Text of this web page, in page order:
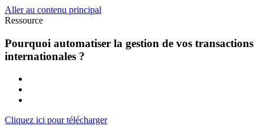
Aller au contenu principal
Ressource
Pourquoi automatiser la gestion de vos transactions
internationales ?
Cliquez ici pour télécharger